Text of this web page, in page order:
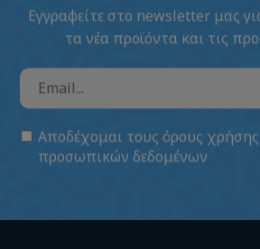
Εγγραφείτε στο newsletter μας
τα νέα προϊόντα και τις
Αποδέχομαι τουςόρους χρήσης
προσωπικών δεδομένων